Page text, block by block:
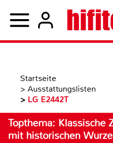
Startseite
> Ausstattungslisten
> LG E2442T
Topthema: Klassische
mit historischen